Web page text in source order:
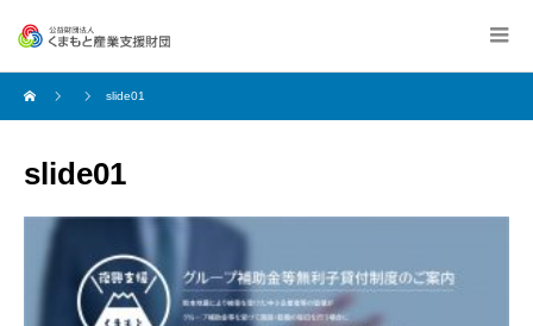
slide01
slide01